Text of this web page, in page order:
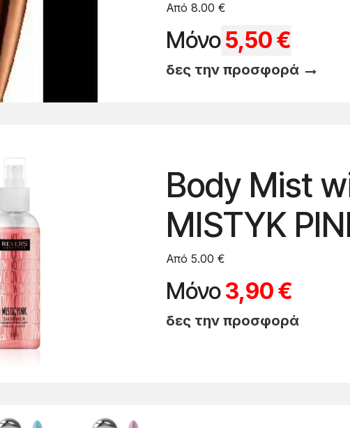
Από 8.00 €
Μόνο5,50 €
δες την προσφορά
Body Mist
MISTYK
Από 5.00 €
Μόνο3,90 €
δες την προσφορά